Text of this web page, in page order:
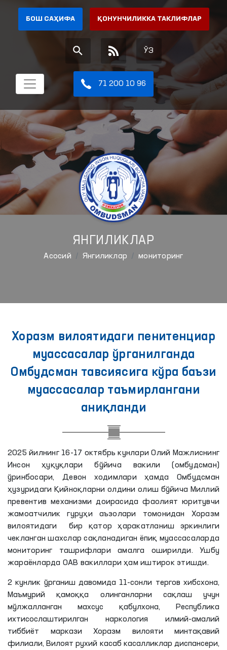
БОШ САҲИФА ҚОНУНЧИЛИККА ТАКЛИФЛАР
ЎЗ
71 200 10 96
ЯНГИЛИКЛАР
Aсосий Янгиликлар мониторинг
Хоразм вилоятидаги пенитенциар
муассасалар ўрганилганда
Омбудсман тавсиясига кўра баъзи
муассасалар таъмирлангани
аниқланди
2025 йилнинг 16-17 октябрь кунлари Олий Мажлиснинг
Инсон ҳуқуқлари бўйича вакили (омбудсман)
ўринбосари, Девон ходимлари ҳамда Омбудсман
ҳузуридаги Қийноқларни олдини олиш бўйича Миллий
превентив механизми доирасида фаолият юритувчи
жамоатчилик гуруҳи аъзолари томонидан Хоразм
вилоятидаги бир қатор ҳаракатланиш эркинлиги
чекланган шахслар сақланадиган ёпиқ муассасаларда
мониторинг ташрифлари амалга оширилди. Ушбу
жараёнларда ОАВ вакиллари ҳам иштирок этишди.
2 кунлик ўрганиш давомида 11-сонли тергов хибсхона,
Маъмурий қамоққа олинганларни сақлаш учун
мўлжалланган махсус қабулхона, Республика
ихтисослаштирилган наркология илмий-амалий
тиббиёт маркази Хоразм вилояти минтақавий
филиали, Вилоят рухий касаб касалликлар диспансери,